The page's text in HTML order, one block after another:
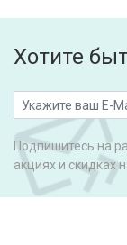
Хотите
Подпишитесь на
акциях и скидках